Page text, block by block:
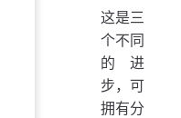
这是三
个不同
的进
步，可
拥有分